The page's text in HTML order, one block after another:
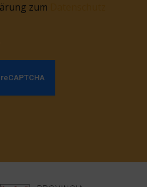
zum